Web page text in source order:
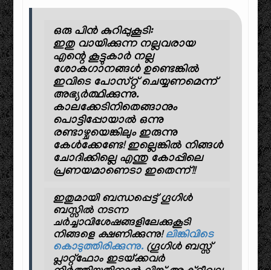
ഒരു പിന്‍‌ കുറിപ്പുകൂടി:
ഇതു വായിക്കുന്ന നല്ലവരായ
എന്റെ കൂട്ടുകാര്‍ നല്ല
ശോകഗാനങ്ങള്‍ ഉണ്ടെങ്കില്‍
ഇവിടെ പോസ്റ്റ് ചെയ്യണമെന്ന്
അഭ്യര്‍ത്ഥിക്കുന്നു.
കാലക്കേടിനിതെങ്ങാനും
പൊട്ടിപ്പോയാല്‍ ഒന്നു
രണ്ടാഴ്ചയെങ്കിലും ഇരുന്നു
കേള്‍ക്കേണ്ടേ! ഇല്ലെങ്കില്‍ നിങ്ങള്‍
ചോദിക്കില്ലെ എന്തു കോപ്പിലെ
പ്രണയമാണെടാ ഇതെന്ന്!!
ഇതുമായി ബന്ധപ്പെട്ട് ഗൂഗിള്‍
ബസ്സില്‍ നടന്ന
ചര്‍ച്ചാവിശേഷങ്ങളിലേക്കുകൂടി
നിങ്ങളെ ക്ഷണിക്കുന്നു!ലിങ്കിവിടെ
കൊടുത്തിരിക്കുന്നു. (ഗൂഗിൾ ബസ്സ്
പ്ലാറ്റ്ഫോം ഇടയ്ക്കവർ